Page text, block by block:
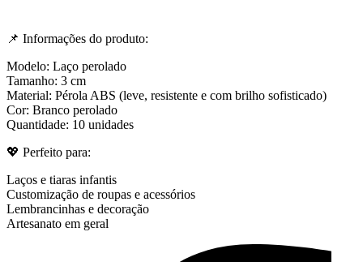
📌 Informações do produto:
Modelo: Laço perolado
Tamanho: 3 cm
Material: Pérola ABS (leve, resistente e com brilho sofisticado)
Cor: Branco perolado
Quantidade: 10 unidades
💖 Perfeito para:
Laços e tiaras infantis
Customização de roupas e acessórios
Lembrancinhas e decoração
Artesanato em geral